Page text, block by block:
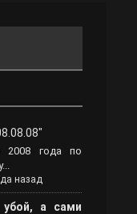
2008 года по
назад
убой, а сами